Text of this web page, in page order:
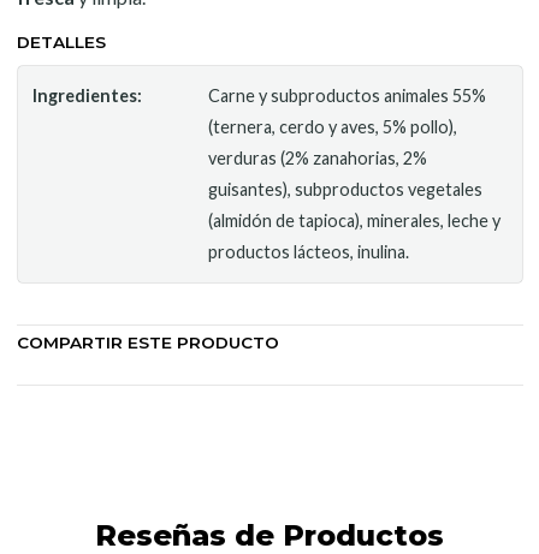
DETALLES
Ingredientes:
Carne y subproductos animales 55%
(ternera, cerdo y aves, 5% pollo),
verduras (2% zanahorias, 2%
guisantes), subproductos vegetales
(almidón de tapioca), minerales, leche y
productos lácteos, inulina.
COMPARTIR ESTE PRODUCTO
Reseñas de Productos